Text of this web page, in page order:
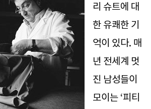
리 슈트에 대
한 유쾌한 기
억이 있다. 매
년 전세계 멋
진 남성들이
모이는 ‘피티